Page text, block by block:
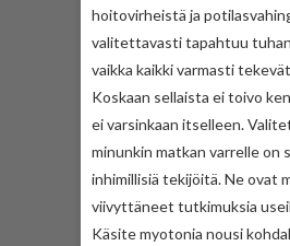
hoitovirheistä ja
valitettavasti tapahtuu
vaikka kaikki varmasti
Koskaan sellaista ei toivo
ei varsinkaan itselleen.
minunkin matkan varrelle on
inhimillisiä tekijöitä. Ne ovat
viivyttäneet tutkimuksia
Käsite myotonia nousi